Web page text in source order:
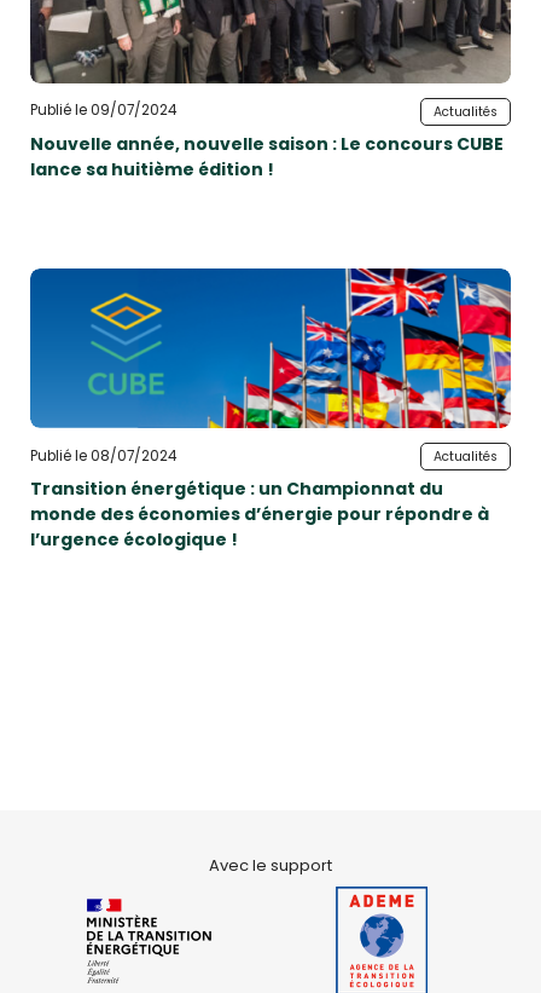
Publié le 09/07/2024 Actualités
Nouvelle année, nouvelle saison : Le concours CUBE
lance sa huitième édition !
Publié le 08/07/2024 Actualités
Transition énergétique : un Championnat du
monde des économies d’énergie pour répondre à
l’urgence écologique !
Avec le support